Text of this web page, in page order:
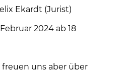
Ekardt (Jurist)
2024 ab 18
freuen uns aber über